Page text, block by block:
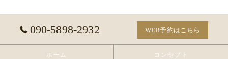
090-5898-2932 WEB予約はこちら
ホーム コンセプト